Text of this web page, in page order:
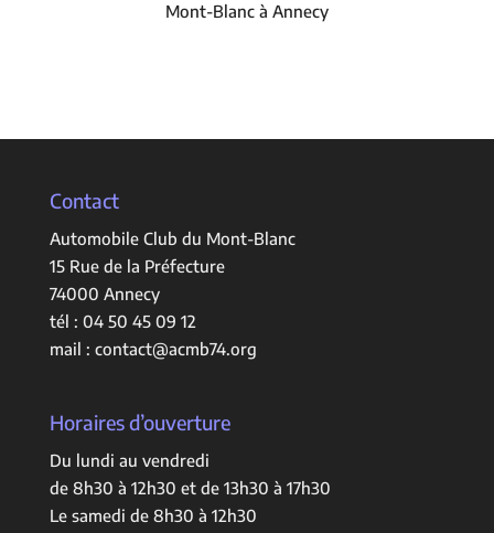
Mont-Blanc à Annecy
Contact
Automobile Club du Mont-Blanc
15 Rue de la Préfecture
74000 Annecy
tél : 04 50 45 09 12
mail : contact@acmb74.org
Horaires d’ouverture
Du lundi au vendredi
de 8h30 à 12h30 et de 13h30 à 17h30
Le samedi de 8h30 à 12h30